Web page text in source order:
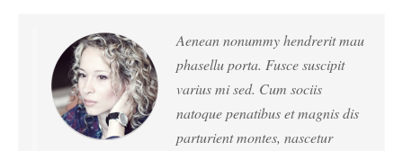
Aenean nonummy hendrerit mau
phasellu porta. Fusce suscipit
varius mi sed. Cum sociis
natoque penatibus et magnis dis
parturient montes, nascetur